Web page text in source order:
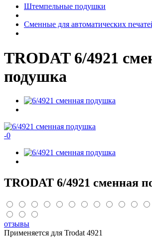
Штемпельные подушки
Сменные для автоматических
TRODAT 6/4921
подушка
-0
TRODAT 6/4921 сменная
отзывы
Применяется для Trodat 4921